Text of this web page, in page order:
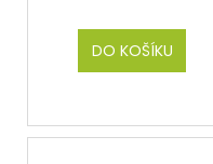
DO KOŠÍKU